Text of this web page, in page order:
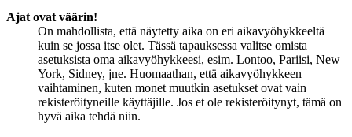
Ajat ovat väärin!
On mahdollista, että näytetty aika on eri aikavyöhykkeeltä
kuin se jossa itse olet. Tässä tapauksessa valitse omista
asetuksista oma aikavyöhykkeesi, esim. Lontoo, Pariisi, New
York, Sidney, jne. Huomaathan, että aikavyöhykkeen
vaihtaminen, kuten monet muutkin asetukset ovat vain
rekisteröityneille käyttäjille. Jos et ole rekisteröitynyt, tämä on
hyvä aika tehdä niin.